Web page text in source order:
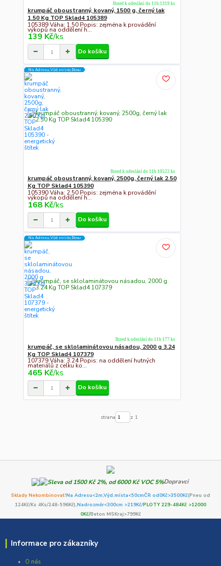
krumpáč oboustranný, kovaný, 1500 g, černý lak
1.50 Kg TOP Sklad4 105389
105389 Váha: 1.50 Popis: zejména k provádění
výkopů na oddělení h...
139 Kč/ks
Ihned k odeslání do 11h 1319 ks
Do košíku
Na Adresu,Výd.místo,Boxu
krumpáč oboustranný, kovaný, 2500g, černý lak 2.50
Kg TOP Sklad4 105390
105390 Váha: 2.50 Popis: zejména k provádění
výkopů na oddělení h...
168 Kč/ks
Ihned k odeslání do 11h 10522 ks
Do košíku
Na Adresu,Výd.místo,Boxu
krumpáč, se sklolaminátovou násadou, 2000 g 3.24
Kg TOP Sklad4 107379
107379 Váha: 3.24 Popis: na oddělení hutných
materiálů z celku ko...
465 Kč/ks
Ihned k odeslání do 11h 177 ks
Do košíku
strana z 1
Dopravci
Sklady Nekombinovat!Na Adresu<2m,Výd.místa<50cmČR od0Kč>3500Kč(Pneu od
124Kč/Ks 4Ks/248-596Kč),Nadrozměr<300cm >219Kč/PLOTY 229-484Kč >12000
0Kč/Beton MSKraj>799Kč
Informace pro zákazníky
O nás